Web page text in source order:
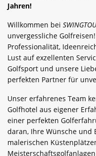
Jahren!
Willkommen bei
unvergessliche
Professionalität,
Lust auf exzellenten
Golfsport und unsere
perfekten Partner für
Unser erfahrenes Team
Golfhotel aus eigener
einer perfekten
daran, Ihre Wünsche und
malerischen